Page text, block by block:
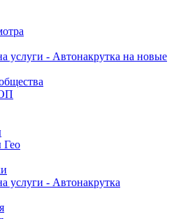
услуги - Автонакрутка на новые
Гео
услуги - Автонакрутка